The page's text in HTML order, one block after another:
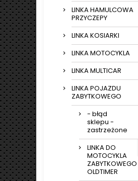
LINKA HAMULCOWA
PRZYCZEPY
LINKA KOSIARKI
LINKA MOTOCYKLA
LINKA MULTICAR
LINKA POJAZDU
ZABYTKOWEGO
- błąd
sklepu -
zastrzeżone
LINKA DO
MOTOCYKLA
ZABYTKOWEGO
OLDTIMER